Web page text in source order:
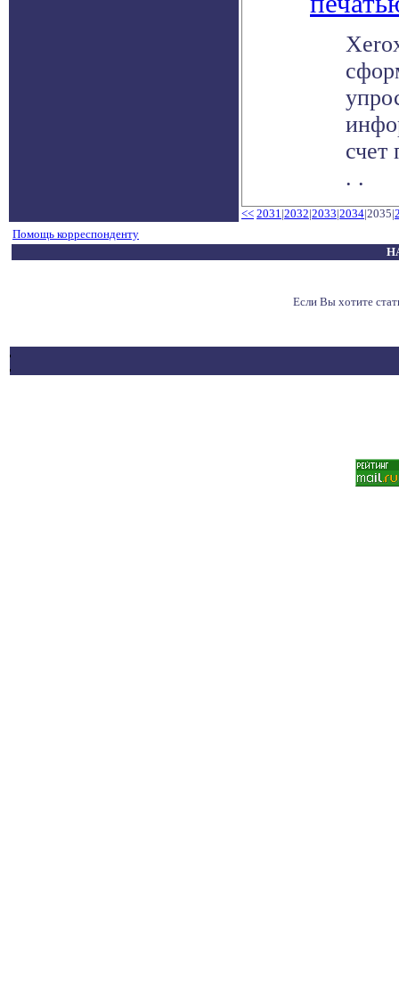
счет
. .
<< 2031|2032|2033|2034|2035|
Помощь корреспонденту
Если Вы хотите